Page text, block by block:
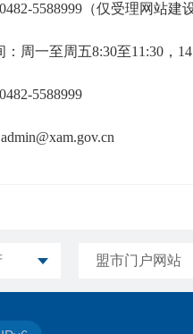
5588999（仅受理网站建设
一至周五8:30至11:30，
5588999